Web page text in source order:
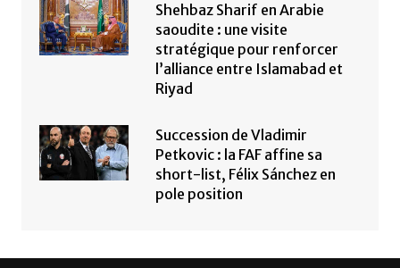
Shehbaz Sharif en Arabie
saoudite : une visite
stratégique pour renforcer
l’alliance entre Islamabad et
Riyad
Succession de Vladimir
Petkovic : la FAF affine sa
short-list, Félix Sánchez en
pole position